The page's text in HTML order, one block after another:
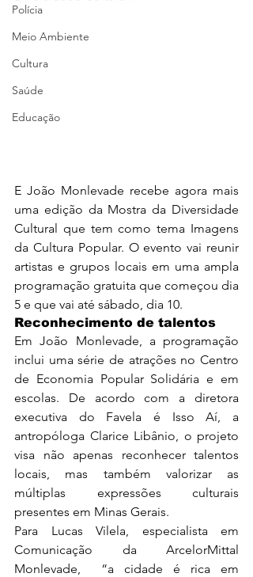
Polícia
Meio Ambiente
Cultura
Saúde
Educação
E João Monlevade recebe agora mais
uma edição da Mostra da Diversidade
Cultural que tem como tema Imagens
da Cultura Popular. O evento vai reunir
artistas e grupos locais em uma ampla
programação gratuita que começou dia
5 e que vai até sábado, dia 10.
Reconhecimento de talentos
Em João Monlevade, a programação
inclui uma série de atrações no Centro
de Economia Popular Solidária e em
escolas. De acordo com a diretora
executiva do Favela é Isso Aí, a
antropóloga Clarice Libânio, o projeto
visa não apenas reconhecer talentos
locais, mas também valorizar as
múltiplas expressões culturais
presentes em Minas Gerais.
Para Lucas Vilela, especialista em
Comunicação da ArcelorMittal
Monlevade,  “a cidade é rica em